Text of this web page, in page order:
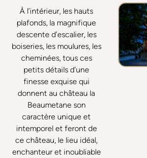
À l’intérieur, les hauts
plafonds, la magnifique
descente d’escalier, les
boiseries, les moulures, les
cheminées, tous ces
petits détails d’une
finesse exquise qui
donnent au château la
Beaumetane son
caractère unique et
intemporel et feront de
ce château, le lieu idéal,
enchanteur et inoubliable